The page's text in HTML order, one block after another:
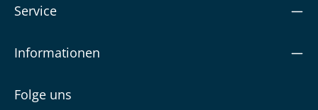
Service
Informationen
Folge uns